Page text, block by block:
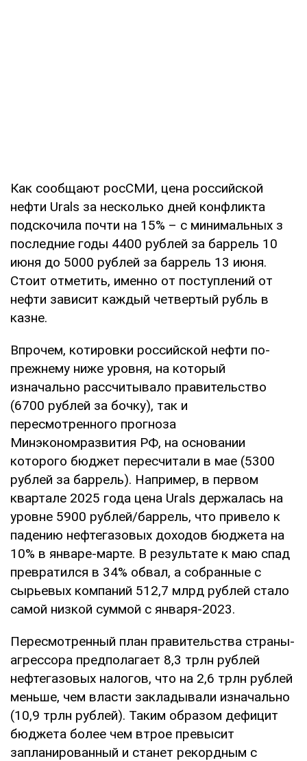
Как сообщают росСМИ, цена российской
нефти Urals за несколько дней конфликта
подскочила почти на 15% – с минимальных з
последние годы 4400 рублей за баррель 10
июня до 5000 рублей за баррель 13 июня.
Стоит отметить, именно от поступлений от
нефти зависит каждый четвертый рубль в
казне.
Впрочем, котировки российской нефти по-
прежнему ниже уровня, на который
изначально рассчитывало правительство
(6700 рублей за бочку), так и
пересмотренного прогноза
Минэкономразвития РФ, на основании
которого бюджет пересчитали в мае (5300
рублей за баррель). Например, в первом
квартале 2025 года цена Urals держалась на
уровне 5900 рублей/баррель, что привело к
падению нефтегазовых доходов бюджета на
10% в январе-марте. В результате к маю спад
превратился в 34% обвал, а собранные с
сырьевых компаний 512,7 млрд рублей стало
самой низкой суммой с января-2023.
Пересмотренный план правительства страны-
агрессора предполагает 8,3 трлн рублей
нефтегазовых налогов, что на 2,6 трлн рублей
меньше, чем власти закладывали изначально
(10,9 трлн рублей). Таким образом дефицит
бюджета более чем втрое превысит
запланированный и станет рекордным с